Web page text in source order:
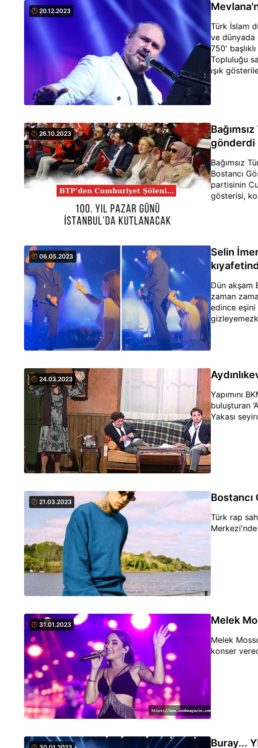
20.12.2023
Türk İslam
ve dünyada
750'
Topluluğu
ışık
26.10.2023
gönderdi
Bağımsız
Bostancı
partisinin
gösterisi,
06.05.2023
Selin
Dün akşam
zaman
edince eşini
24.03.2023
Yapımını
buluşturan
Yakası
21.03.2023
Türk rap
31.01.2023 Melek
Melek
konser
Buray...